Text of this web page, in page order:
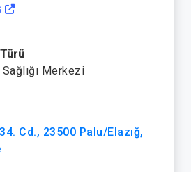
Merkezi
Cd., 23500 Palu/Elazığ,